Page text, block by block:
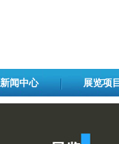
新闻中心 展览项